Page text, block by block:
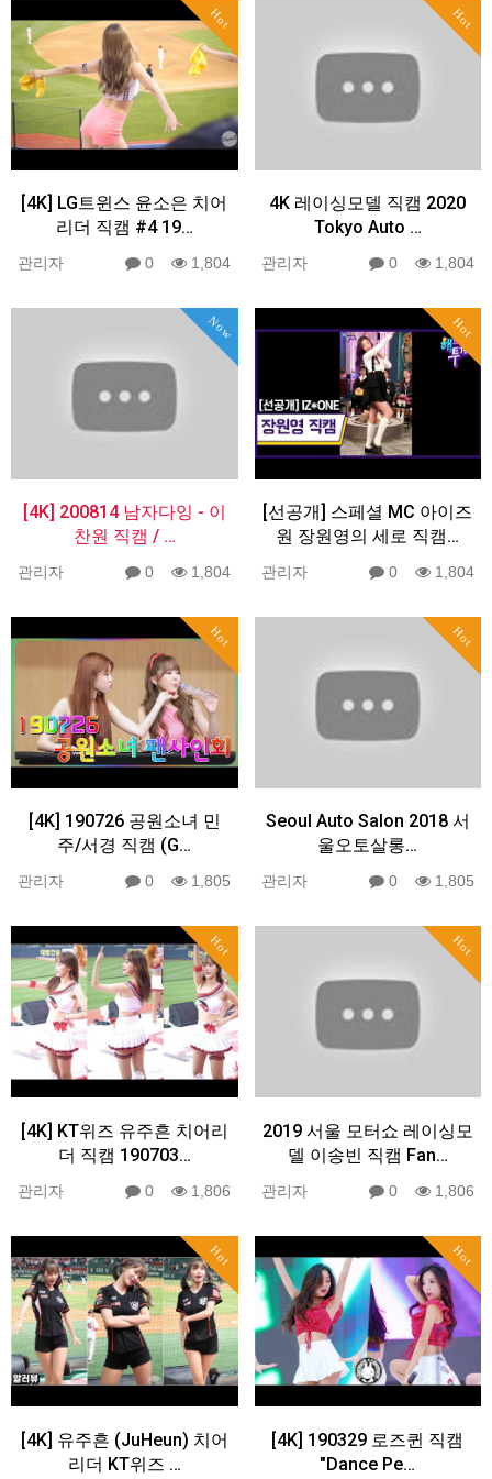
Hot
[4K] LG트윈스 윤소은 치어
리더 직캠 #4 19…
관리자 0 1,804
Hot
4K 레이싱모델 직캠 2020
Tokyo Auto …
관리자 0 1,804
Now
[4K] 200814 남자다잉 - 이
찬원 직캠 / …
관리자 0 1,804
Hot
[선공개] 스페셜 MC 아이즈
원 장원영의 세로 직캠…
관리자 0 1,804
Hot
[4K] 190726 공원소녀 민
주/서경 직캠 (G…
관리자 0 1,805
Hot
Seoul Auto Salon 2018 서
울오토살롱…
관리자 0 1,805
Hot
[4K] KT위즈 유주흔 치어리
더 직캠 190703…
관리자 0 1,806
Hot
2019 서울 모터쇼 레이싱모
델 이송빈 직캠 Fan…
관리자 0 1,806
Hot
[4K] 유주흔 (JuHeun) 치어
리더 KT위즈 …
Hot
[4K] 190329 로즈퀸 직캠
"Dance Pe…